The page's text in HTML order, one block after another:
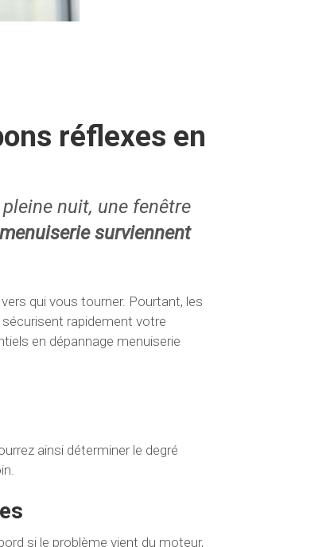
réflexes en
nuit, une fenêtre
surviennent
qui vous tourner. Pourtant, les
rapidement votre
en dépannage menuiserie
ainsi déterminer le degré
si le problème vient du moteur,